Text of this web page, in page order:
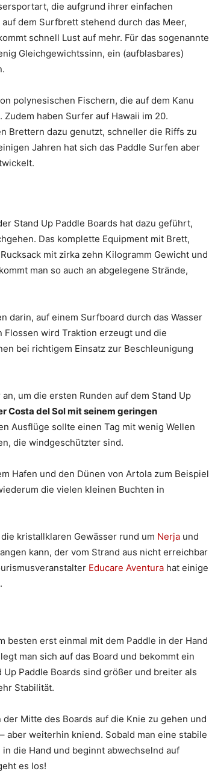
die aufgrund ihrer einfachen
dem Surfbrett stehend durch das Meer,
schnell Lust auf mehr. Für das sogenannte
Gleichgewichtssinn, ein (aufblasbares)
polynesischen Fischern, die auf dem Kanu
haben Surfer auf Hawaii im 20.
Brettern dazu genutzt, schneller die Riffs zu
Jahren hat sich das Paddle Surfen aber
Stand Up Paddle Boards hat dazu geführt,
Das komplette Equipment mit Brett,
mit zirka zehn Kilogramm Gewicht und
man so auch an abgelegene Strände,
darin, auf einem Surfboard durch das Wasser
Flossen wird Traktion erzeugt und die
bei richtigem Einsatz zur Beschleunigung
um die ersten Runden auf dem Stand Up
Costa del Sol mit seinem geringen
Ausflüge sollte einen Tag mit wenig Wellen
die windgeschützter sind.
Hafen und den Dünen von Artola zum Beispiel
die vielen kleinen Buchten in
kristallklaren Gewässer rund um Nerja und
kann, der vom Strand aus nicht erreichbar
Educare Aventura hat einige
besten erst einmal mit dem Paddle in der Hand
man sich auf das Board und bekommt ein
Paddle Boards sind größer und breiter als
Stabilität.
Mitte des Boards auf die Knie zu gehen und
aber weiterhin kniend. Sobald man eine stabile
die Hand und beginnt abwechselnd auf
es los!